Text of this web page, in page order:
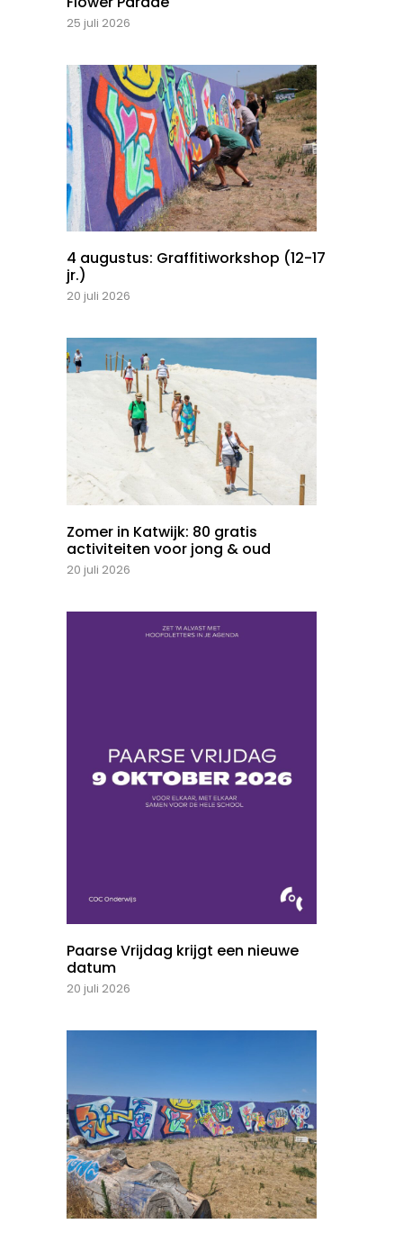
25 juli 2026
4 augustus: Graffitiworkshop (12-17
jr.)
20 juli 2026
Zomer in Katwijk: 80 gratis
activiteiten voor jong & oud
20 juli 2026
Paarse Vrijdag krijgt een nieuwe
datum
20 juli 2026